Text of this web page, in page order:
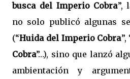
busca del Imperio Cobra”,
no solo publicó algunas
(“Huida del Imperio Cobra”,
Cobra”…), sino que lanzó
ambientación y